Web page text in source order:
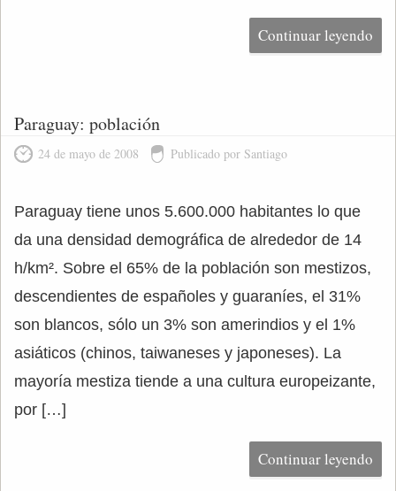
Continuar leyendo
Paraguay: población
24 de mayo de 2008 Publicado por Santiago
Paraguay tiene unos 5.600.000 habitantes lo que
da una densidad demográfica de alrededor de 14
h/km². Sobre el 65% de la población son mestizos,
descendientes de españoles y guaraníes, el 31%
son blancos, sólo un 3% son amerindios y el 1%
asiáticos (chinos, taiwaneses y japoneses). La
mayoría mestiza tiende a una cultura europeizante,
por […]
Continuar leyendo